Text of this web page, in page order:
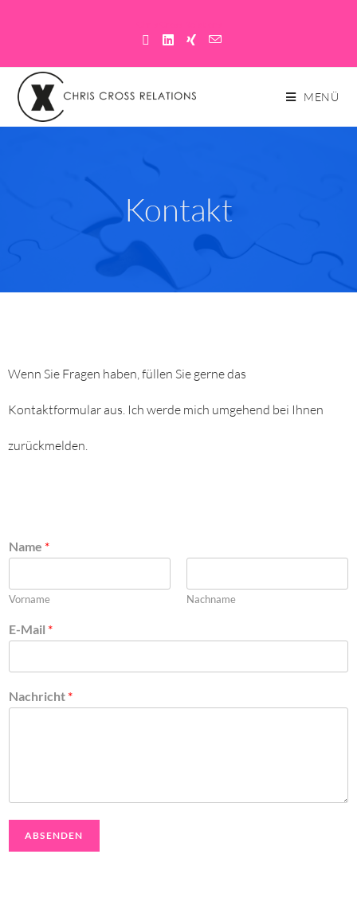
MENÜ
Kontakt
Wenn Sie Fragen haben, füllen Sie gerne das
Kontaktformular aus. Ich werde mich umgehend bei Ihnen
zurückmelden.
Name *
Vorname Nachname
E-Mail *
Nachricht *
ABSENDEN